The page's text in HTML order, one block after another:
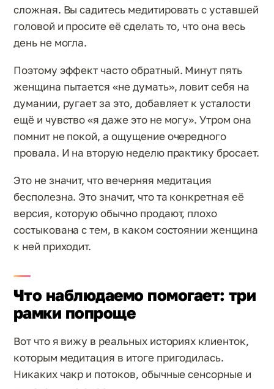
сложная. Вы садитесь медитировать с уставшей
головой и просите её сделать то, что она весь
день не могла.
Поэтому эффект часто обратный. Минут пять
женщина пытается «не думать», ловит себя на
думании, ругает за это, добавляет к усталости
ещё и чувство «я даже это не могу». Утром она
помнит не покой, а ощущение очередного
провала. И на вторую неделю практику бросает.
Это не значит, что вечерняя медитация
бесполезна. Это значит, что та конкретная её
версия, которую обычно продают, плохо
состыкована с тем, в каком состоянии женщина
к ней приходит.
Что наблюдаемо помогает: три
рамки попроще
Вот что я вижу в реальных историях клиенток,
которым медитация в итоге пригодилась.
Никаких чакр и потоков, обычные сенсорные и